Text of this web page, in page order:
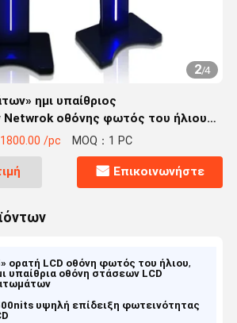
2/4
ημι υπαίθριος
οθόνης φωτός του ήλιου
/pc MOQ：1 PC
Επικοινωνήστε
ορατή LCD οθόνη φωτός του ήλιου,
υπαίθρια οθόνη στάσεων LCD
υψηλή επίδειξη φωτεινότητας